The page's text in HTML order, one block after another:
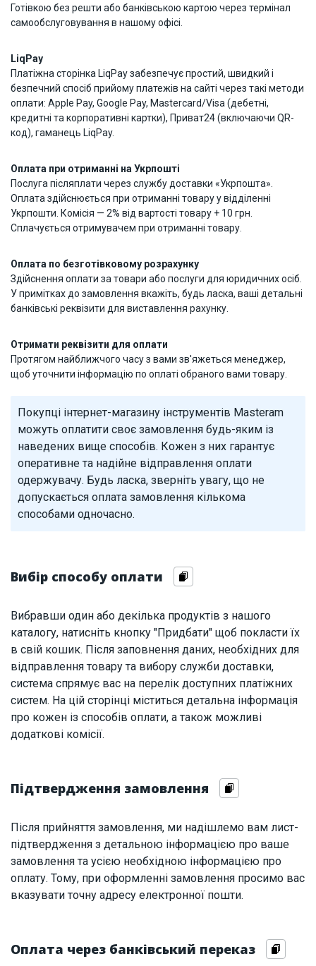
Готівкою без решти або банківською картою через термінал
самообслуговування в нашому офісі.
LiqPay
Платіжна сторінка LiqPay забезпечує простий, швидкий і
безпечний спосіб прийому платежів на сайті через такі методи
оплати: Apple Pay, Google Pay, Mastercard/Visa (дебетні,
кредитні та корпоративні картки), Приват24 (включаючи QR-
код), гаманець LiqPay.
Оплата при отриманні на Укрпошті
Послуга післяплати через службу доставки «Укрпошта».
Оплата здійснюється при отриманні товару у відділенні
Укрпошти. Комісія — 2% від вартості товару + 10 грн.
Сплачується отримувачем при отриманні товару.
Оплата по безготівковому розрахунку
Здійснення оплати за товари або послуги для юридичних осіб.
У примітках до замовлення вкажіть, будь ласка, ваші детальні
банківські реквізити для виставлення рахунку.
Отримати реквізити для оплати
Протягом найближчого часу з вами зв'яжеться менеджер,
щоб уточнити інформацію по оплаті обраного вами товару.
Покупці інтернет-магазину інструментів Masteram
можуть оплатити своє замовлення будь-яким із
наведених вище способів. Кожен з них гарантує
оперативне та надійне відправлення оплати
одержувачу. Будь ласка, зверніть увагу, що не
допускається оплата замовлення кількома
способами одночасно.
Вибір способу оплати
Вибравши один або декілька продуктів з нашого
каталогу, натисніть кнопку "Придбати" щоб покласти їх
в свій кошик. Після заповнення даних, необхідних для
відправлення товару та вибору служби доставки,
система спрямує вас на перелік доступних платіжних
систем. На цій сторінці міститься детальна інформація
про кожен із способів оплати, а також можливі
додаткові комісії.
Підтвердження замовлення
Після прийняття замовлення, ми надішлемо вам лист-
підтвердження з детальною інформацією про ваше
замовлення та усією необхідною інформацією про
оплату. Тому, при оформленні замовлення просимо вас
вказувати точну адресу електронної пошти.
Оплата через банківський переказ